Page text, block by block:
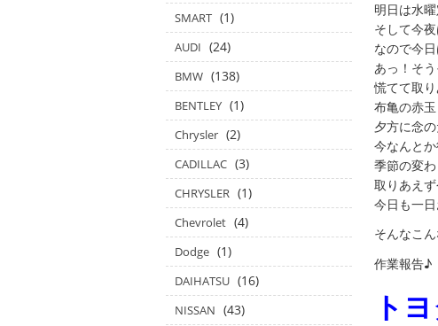
明日は水
そして今
なので今
あっ！そ
慌てて取
布亀の赤
夕方に念
今なんと
季節の変
取りあえ
今日も一
そんなこ
作業報告♪
ト
SMART (1)
AUDI (24)
BMW (138)
BENTLEY (1)
Chrysler (2)
CADILLAC (3)
CHRYSLER (1)
Chevrolet (4)
Dodge (1)
DAIHATSU (16)
NISSAN (43)